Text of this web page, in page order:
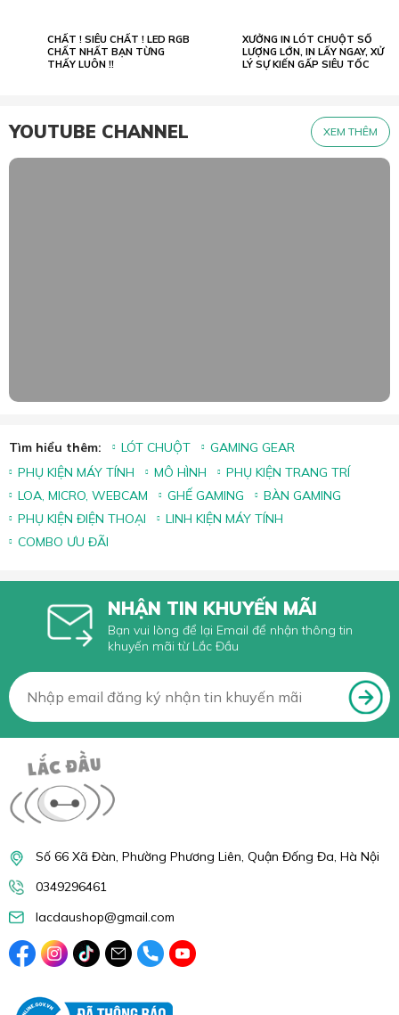
CHẤT ! SIÊU CHẤT ! LED RGB
CHẤT NHẤT BẠN TỪNG
THẤY LUÔN !!
XƯỞNG IN LÓT CHUỘT SỐ
LƯỢNG LỚN, IN LẤY NGAY, XỬ
LÝ SỰ KIẾN GẤP SIÊU TỐC
YOUTUBE CHANNEL XEM THÊM
Tìm hiểu thêm: LÓT CHUỘT
GAMING GEAR
PHỤ KIỆN MÁY TÍNH
MÔ HÌNH
PHỤ KIỆN TRANG TRÍ
LOA, MICRO, WEBCAM
GHẾ GAMING
BÀN GAMING
PHỤ KIỆN ĐIỆN THOẠI
LINH KIỆN MÁY TÍNH
COMBO ƯU ĐÃI
NHẬN TIN KHUYẾN MÃI
Bạn vui lòng để lại Email để nhận thông tin
khuyến mãi từ Lắc Đầu
Số 66 Xã Đàn, Phường Phương Liên, Quận Đống Đa, Hà Nội
0349296461
lacdaushop@gmail.com